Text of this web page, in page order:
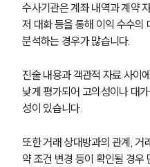
수사기관은 계좌 내역과 계약
저 대화 등을 통해 이익 수수의
분석하는 경우가 많습니다.
진술 내용과 객관적 자료 사이
낮게 평가되어 고의성이나 대
성이 있습니다.
또한 거래 상대방과의 관계, 거
약 조건 변경 등이 확인될 경우